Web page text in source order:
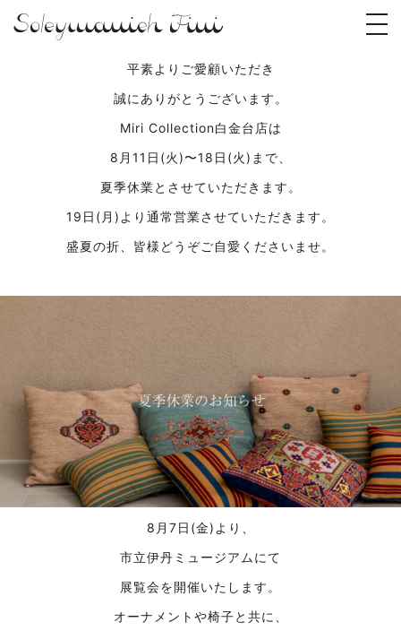
平素よりご愛顧いただき
誠にありがとうございます。
Miri Collection白金台店は
8月11日(火)〜18日(火)まで、
夏季休業とさせていただきます。
19日(月)より通常営業させていただきます。
盛夏の折、皆様どうぞご自愛くださいませ。
8月7日(金)より、
市立伊丹ミュージアムにて
展覧会を開催いたします。
オーナメントや椅子と共に、